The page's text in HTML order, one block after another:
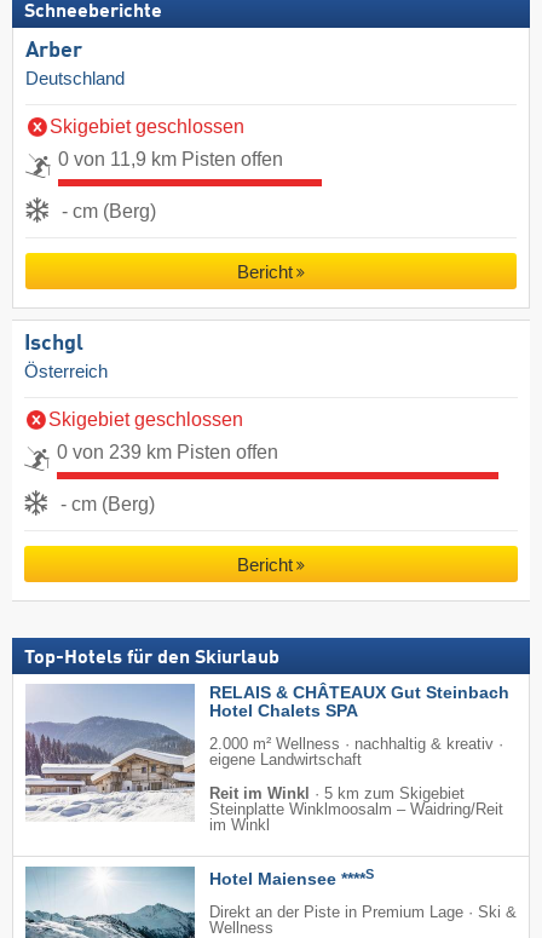
Schneeberichte
Arber
Deutschland
Skigebiet geschlossen
0 von 11,9 km Pisten offen
- cm (Berg)
Bericht
Ischgl
Österreich
Skigebiet geschlossen
0 von 239 km Pisten offen
- cm (Berg)
Bericht
Top-Hotels für den Skiurlaub
RELAIS & CHÂTEAUX Gut Steinbach
Hotel Chalets SPA
2.000 m² Wellness · nachhaltig & kreativ ·
eigene Landwirtschaft
Reit im Winkl
· 5 km zum Skigebiet
Steinplatte Winklmoosalm – Waidring/​Reit
im Winkl
Hotel Maiensee ****S
Direkt an der Piste in Premium Lage · Ski &
Wellness